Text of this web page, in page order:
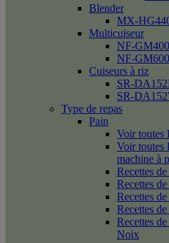
Blender
MX-
Multicuiseur
NF-GM400
NF-GM600
Cuiseurs à riz
SR-
SR-
Type de repas
Pain
Voir toutes
Voir toutes
machine à
Recettes
Recettes
Recettes
Recettes
Recettes
Noix